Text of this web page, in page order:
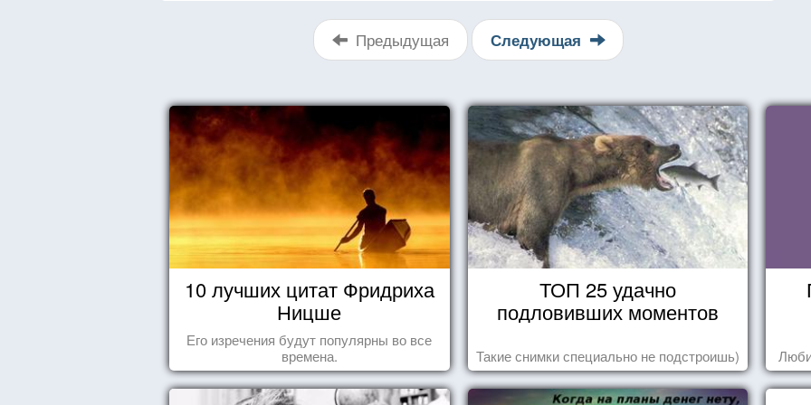
Предыдущая Следующая
10 лучших цитат Фридриха
Ницше
Его изречения будут популярны во все
времена.
ТОП 25 удачно
подловивших моментов
Такие снимки специально не подстроишь)